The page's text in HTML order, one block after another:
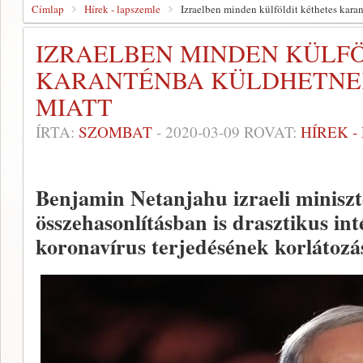
Címlap Hírek - lapszemle Izraelben minden külföldit kéthetes
IZRAELBEN MINDEN
KARANTÉNBA
MIATT
ÍRTA: SZOMBAT - 2020-03-09 ROVAT: HÍREK -
Benjamin Netanjahu izraeli
összehasonlításban is drasztikus
koronavírus terjedésének